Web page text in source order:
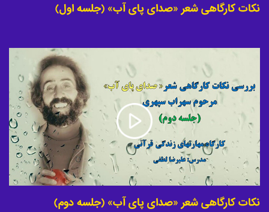
نکات کارگاهی شعر «صدای پای آب» (جلسه اول)
نکات کارگاهی شعر «صدای پای آب» (جلسه دوم)